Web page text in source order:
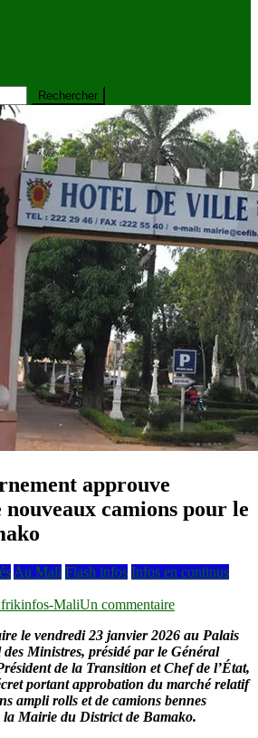
approuve
camions pour le
Au Mali Flash infos Infos en continus
MaliUn commentairesur
:
le
gouvernement
approuve
l’acquisition
de
le vendredi 23 janvier 2026 au Palais
Ministres, présidé par le Général
de la Transition et Chef de l’État,
portant approbation du marché relatif
ampli rolls et de camions bennes
la Mairie du District de Bamako.